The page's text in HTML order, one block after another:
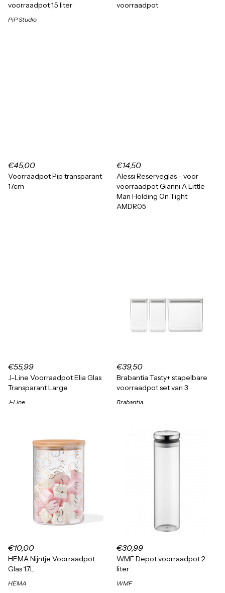
voorraadpot 1,5 liter
PiP Studio
voorraadpot
€45,00
Voorraadpot Pip transparant
17cm
€14,50
Alessi Reserveglas - voor
voorraadpot Gianni A Little
Man Holding On Tight
AMDR05
€55,99
J-Line Voorraadpot Elia Glas
Transparant Large
J-Line
€39,50
Brabantia Tasty+ stapelbare
voorraadpot set van 3
Brabantia
€10,00
HEMA Nijntje Voorraadpot
Glas 1.7L
HEMA
€30,99
WMF Depot voorraadpot 2
liter
WMF